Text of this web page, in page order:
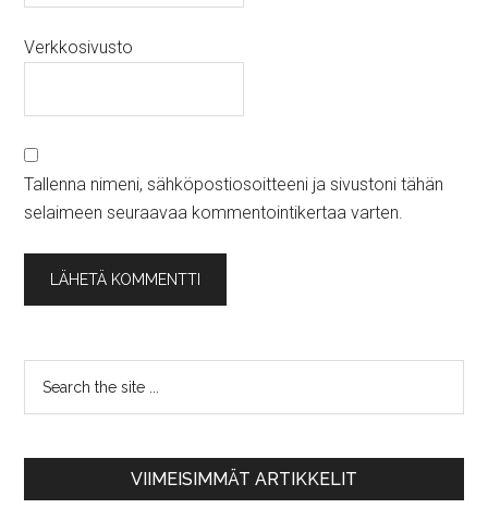
Verkkosivusto
Tallenna nimeni, sähköpostiosoitteeni ja sivustoni tähän
selaimeen seuraavaa kommentointikertaa varten.
VIIMEISIMMÄT ARTIKKELIT